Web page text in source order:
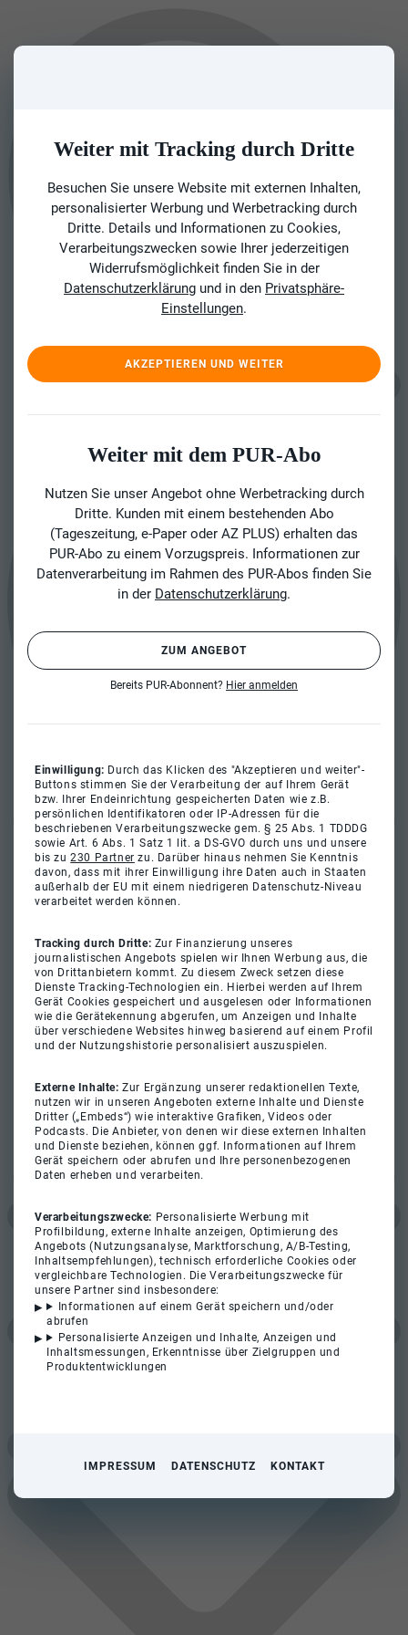
Weiter mit Tracking durch Dritte
Besuchen Sie unsere Website mit externen Inhalten,
personalisierter Werbung und Werbetracking durch
Dritte. Details und Informationen zu Cookies,
Verarbeitungszwecken sowie Ihrer jederzeitigen
Widerrufsmöglichkeit finden Sie in der
Datenschutzerklärung und in den Privatsphäre-
Einstellungen.
AKZEPTIEREN UND WEITER
Weiter mit dem PUR-Abo
Nutzen Sie unser Angebot ohne Werbetracking durch
Dritte. Kunden mit einem bestehenden Abo
(Tageszeitung, e-Paper oder AZ PLUS) erhalten das
PUR-Abo zu einem Vorzugspreis. Informationen zur
Datenverarbeitung im Rahmen des PUR-Abos finden Sie
in der Datenschutzerklärung.
ZUM ANGEBOT
Bereits PUR-Abonnent? Hier anmelden
Einwilligung: Durch das Klicken des "Akzeptieren und weiter"-
Buttons stimmen Sie der Verarbeitung der auf Ihrem Gerät
bzw. Ihrer Endeinrichtung gespeicherten Daten wie z.B.
persönlichen Identifikatoren oder IP-Adressen für die
beschriebenen Verarbeitungszwecke gem. § 25 Abs. 1 TDDDG
sowie Art. 6 Abs. 1 Satz 1 lit. a DS-GVO durch uns und unsere
bis zu230 Partner zu. Darüber hinaus nehmen Sie Kenntnis
davon, dass mit ihrer Einwilligung ihre Daten auch in Staaten
außerhalb der EU mit einem niedrigeren Datenschutz-Niveau
verarbeitet werden können.
Tracking durch Dritte: Zur Finanzierung unseres
journalistischen Angebots spielen wir Ihnen Werbung aus, die
von Drittanbietern kommt. Zu diesem Zweck setzen diese
Dienste Tracking-Technologien ein. Hierbei werden auf Ihrem
Gerät Cookies gespeichert und ausgelesen oder Informationen
wie die Gerätekennung abgerufen, um Anzeigen und Inhalte
über verschiedene Websites hinweg basierend auf einem Profil
und der Nutzungshistorie personalisiert auszuspielen.
Externe Inhalte:Zur Ergänzung unserer redaktionellen Texte,
nutzen wir in unseren Angeboten externe Inhalte und Dienste
Dritter („Embeds“) wie interaktive Grafiken, Videos oder
Podcasts. Die Anbieter, von denen wir diese externen Inhalten
und Dienste beziehen, können ggf. Informationen auf Ihrem
Gerät speichern oder abrufen und Ihre personenbezogenen
Daten erheben und verarbeiten.
Verarbeitungszwecke: Personalisierte Werbung mit
Profilbildung, externe Inhalte anzeigen, Optimierung des
Angebots (Nutzungsanalyse, Marktforschung, A/B-Testing,
Inhaltsempfehlungen), technisch erforderliche Cookies oder
vergleichbare Technologien. Die Verarbeitungszwecke für
unsere Partner sind insbesondere:
Informationen auf einem Gerät speichern und/oder
abrufen
Personalisierte Anzeigen und Inhalte, Anzeigen und
Inhaltsmessungen, Erkenntnisse über Zielgruppen und
Produktentwicklungen
IMPRESSUM DATENSCHUTZ KONTAKT